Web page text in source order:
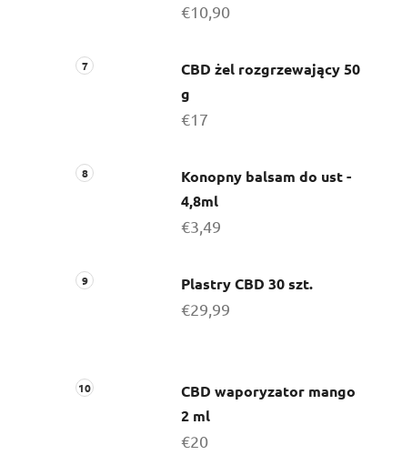
€10,90
CBD żel rozgrzewający 50
g
€17
Konopny balsam do ust -
4,8ml
€3,49
Plastry CBD 30 szt.
€29,99
CBD waporyzator mango
2 ml
€20